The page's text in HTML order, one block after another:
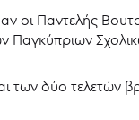
οι Παντελής
Παγκύπριων
των δύο τελετών